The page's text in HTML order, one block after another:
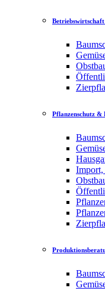
Pflanzenschutz &